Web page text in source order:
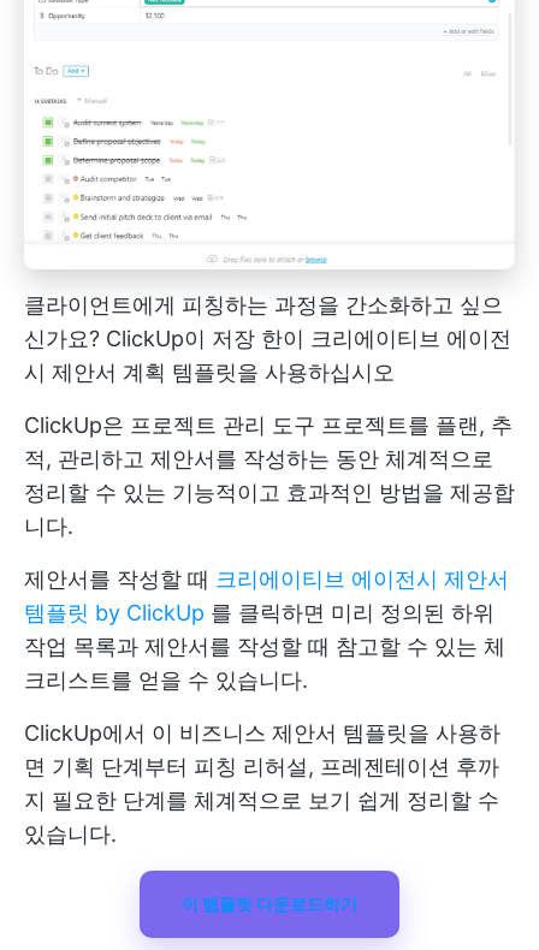
클라이언트에게 피칭하는 과정을 간소화하고 싶으
신가요? ClickUp이 저장 한이 크리에이티브 에이전
시 제안서 계획 템플릿을 사용하십시오
ClickUp은 프로젝트 관리 도구 프로젝트를 플랜, 추
적, 관리하고 제안서를 작성하는 동안 체계적으로
정리할 수 있는 기능적이고 효과적인 방법을 제공합
니다.
제안서를 작성할 때 크리에이티브 에이전시 제안서
템플릿 by ClickUp 를 클릭하면 미리 정의된 하위
작업 목록과 제안서를 작성할 때 참고할 수 있는 체
크리스트를 얻을 수 있습니다.
ClickUp에서 이 비즈니스 제안서 템플릿을 사용하
면 기획 단계부터 피칭 리허설, 프레젠테이션 후까
지 필요한 단계를 체계적으로 보기 쉽게 정리할 수
있습니다.
이 템플릿 다운로드하기